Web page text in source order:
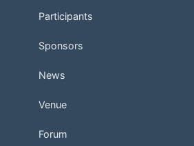
Participants
Sponsors
News
Venue
Forum